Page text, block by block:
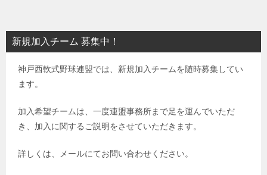
ビ
ゲ
新規加入チーム 募集中！
神戸西軟式野球連盟では、新規加入チームを随時募集してい
ます。
加入希望チームは、一度連盟事務所まで足を運んでいただ
き、加入に関するご説明をさせていただきます。
詳しくは、メールにてお問い合わせください。